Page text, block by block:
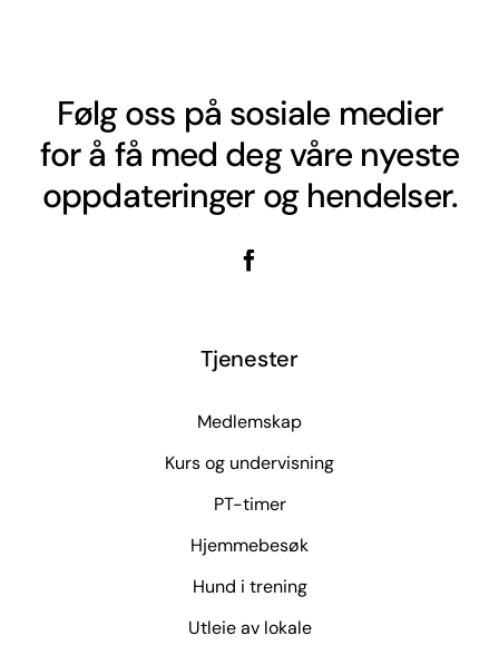
Følg oss på sosiale medier
for å få med deg våre nyeste
oppdateringer og hendelser.
Tjenester
Medlemskap
Kurs og undervisning
PT-timer
Hjemmebesøk
Hund i trening
Utleie av lokale